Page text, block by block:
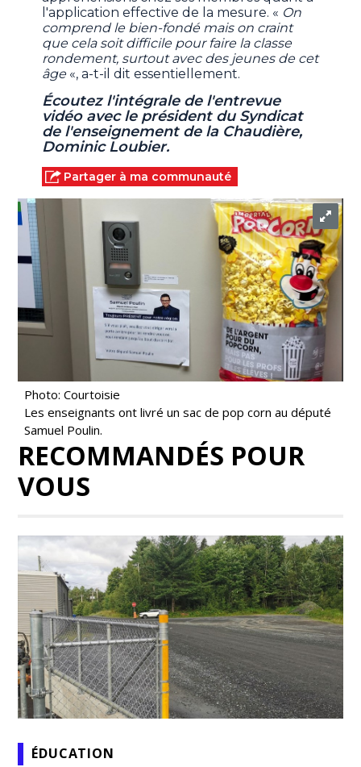
l'application effective de la mesure. « On
comprend le bien-fondé mais on craint
que cela soit difficile pour faire la classe
rondement, surtout avec des jeunes de cet
âge«, a-t-il dit essentiellement.
Écoutez l'intégrale de l'entrevue
vidéo avec le président du Syndicat
de l'enseignement de la Chaudière,
Dominic Loubier.
Partager à ma communauté
Photo: Courtoisie
Les enseignants ont livré un sac de pop corn au député
Samuel Poulin.
RECOMMANDÉS POUR
VOUS
ÉDUCATION